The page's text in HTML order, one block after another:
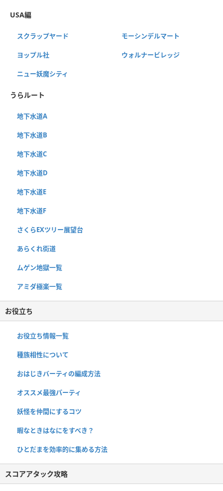
USA編
スクラップヤード モーシンデルマート
ヨップル社 ウォルナービレッジ
ニュー妖魔シティ
うらルート
地下水道A
地下水道B
地下水道C
地下水道D
地下水道E
地下水道F
さくらEXツリー展望台
あらくれ街道
ムゲン地獄一覧
アミダ極楽一覧
お役立ち
お役立ち情報一覧
種族相性について
おはじきバーティの編成方法
オススメ最強パーティ
妖怪を仲間にするコツ
暇なときはなにをすべき？
ひとだまを効率的に集める方法
スコアアタック攻略